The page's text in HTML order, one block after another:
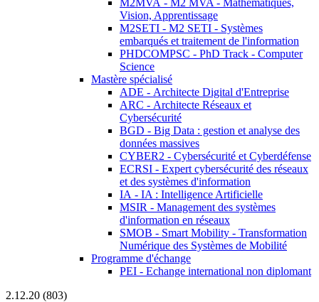
M2MVA - M2 MVA - Mathématiques,
Vision, Apprentissage
M2SETI - M2 SETI - Systèmes
embarqués et traitement de l'information
PHDCOMPSC - PhD Track - Computer
Science
Mastère spécialisé
ADE - Architecte Digital d'Entreprise
ARC - Architecte Réseaux et
Cybersécurité
BGD - Big Data : gestion et analyse des
données massives
CYBER2 - Cybersécurité et Cyberdéfense
ECRSI - Expert cybersécurité des réseaux
et des systèmes d'information
IA - IA : Intelligence Artificielle
MSIR - Management des systèmes
d'information en réseaux
SMOB - Smart Mobility - Transformation
Numérique des Systèmes de Mobilité
Programme d'échange
PEI - Echange international non diplomant
2.12.20 (803)